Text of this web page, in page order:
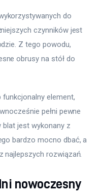
do
czynników jest
Z tego powodu,
obrusy na stół do
element,
pełni pewne
blat jest wykonany z
bardzo mocno dbać, a
najlepszych rozwiązań.
nowoczesny